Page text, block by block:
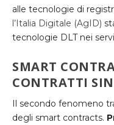
alle tecnologie di
l’Italia Digitale (AgID)
tecnologie DLT nei
SMART
CONTRATTI
Il secondo fenomeno
degli smart contracts.